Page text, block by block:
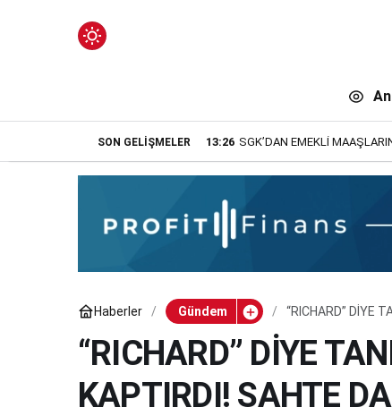
Mod
SON GELIŞMELER 13:26 SGK’DAN EMEKLİ
Haberler Gündem
“RICHARD” DİYE
“RICHARD” DİYE
KAPTIRDI! SAHTE